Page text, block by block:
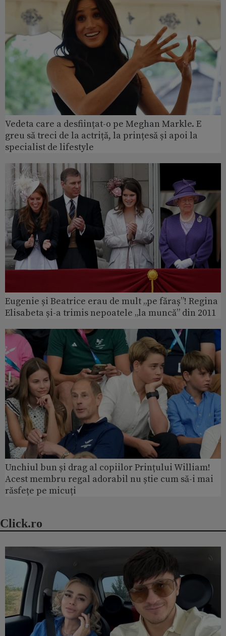
Vedeta care a desființat-o pe Meghan Markle. E
greu să treci de la actriță, la prințesă și apoi la
specialist de lifestyle
Eugenie și Beatrice erau de mult „pe făraș”! Regina
Elisabeta și-a trimis nepoatele „la muncă” din 2011
Unchiul bun și drag al copiilor Prințului William!
Acest membru regal adorabil nu știe cum să-i mai
răsfețe pe micuți
Click.ro